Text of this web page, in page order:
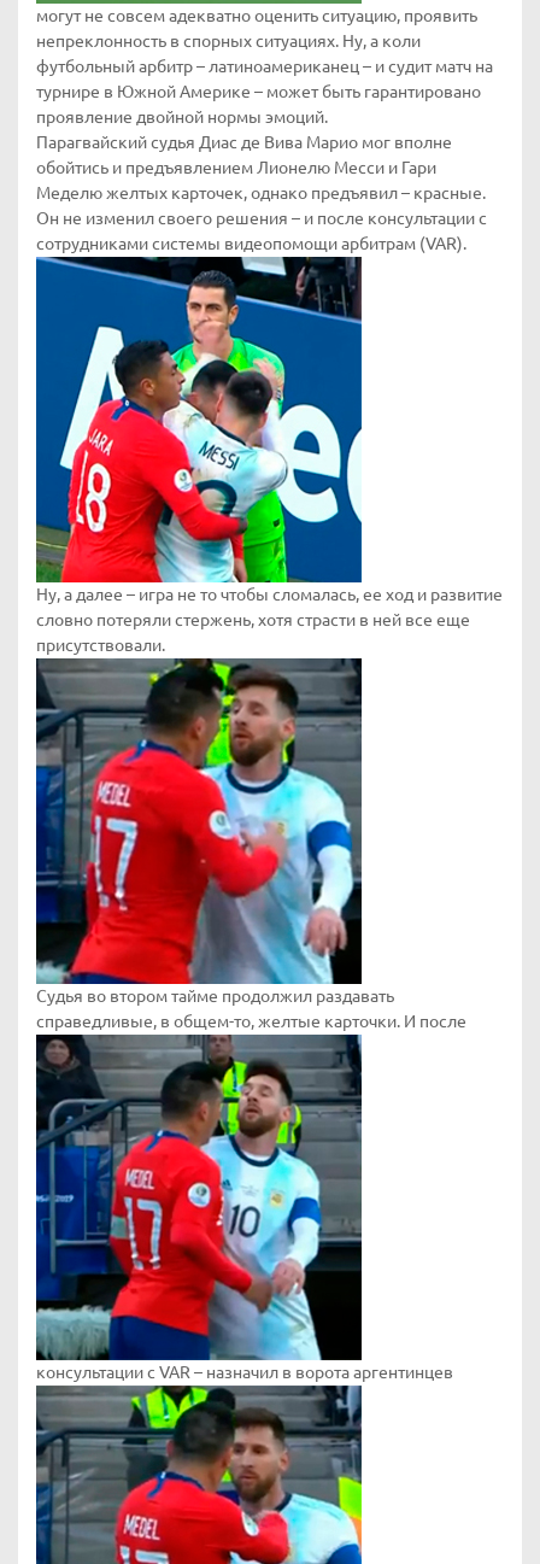
могут не совсем адекватно оценить ситуацию, проявить
непреклонность в спорных ситуациях. Ну, а коли
футбольный арбитр – латиноамериканец – и судит матч на
турнире в Южной Америке – может быть гарантировано
проявление двойной нормы эмоций.
Парагвайский судья Диас де Вива Марио мог вполне
обойтись и предъявлением Лионелю Месси и Гари
Меделю желтых карточек, однако предъявил – красные.
Он не изменил своего решения – и после консультации с
сотрудниками системы видеопомощи арбитрам (VAR).
Ну, а далее – игра не то чтобы сломалась, ее ход и развитие
словно потеряли стержень, хотя страсти в ней все еще
присутствовали.
Судья во втором тайме продолжил раздавать
справедливые, в общем-то, желтые карточки. И после
консультации с VAR – назначил в ворота аргентинцев